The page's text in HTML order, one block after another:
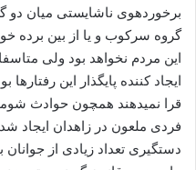
برخوردهوی ناشایستی میان دو
گروه سرکوب و یا از بین برده
این مردم نخواهد بود ولی
ایجاد کننده پایگذار این
قرا نمیدهند همچون حوادث
فردی ملعون در زاهدان
دستگیری تعداد زیادی از